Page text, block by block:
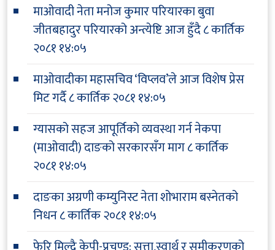
माओवादी नेता मनोज कुमार परियारका बुवा
जीतबहादुर परियारको अन्त्येष्टि आज हुँदै८ कार्तिक
२०८१ १४:०५
माओवादीका महासचिव ‘विप्लव’ले आज विशेष प्रेस
मिट गर्दै८ कार्तिक २०८१ १४:०५
ग्यासको सहज आपूर्तिको व्यवस्था गर्न नेकपा
(माओवादी) दाङको सरकारसँग माग८ कार्तिक
२०८१ १४:०५
दाङका अग्रणी कम्युनिस्ट नेता शोभाराम बस्नेतको
निधन८ कार्तिक २०८१ १४:०५